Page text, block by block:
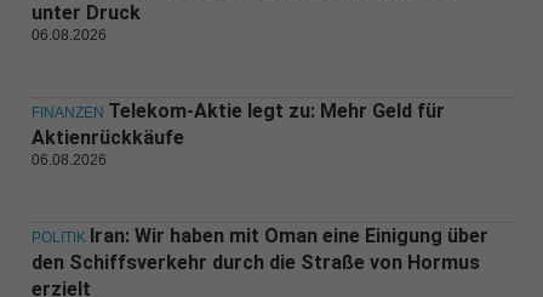
unter Druck
06.08.2026
FINANZEN Telekom-Aktie legt zu: Mehr Geld für
Aktienrückkäufe
06.08.2026
POLITIK Iran: Wir haben mit Oman eine Einigung über
den Schiffsverkehr durch die Straße von Hormus
erzielt